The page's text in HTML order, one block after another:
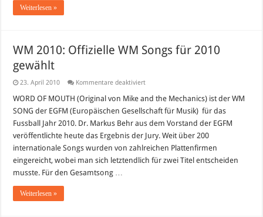
Weiterlesen »
WM 2010: Offizielle WM Songs für 2010
gewählt
23. April 2010 Kommentare deaktiviertfür
2010:
WM
Songs
für
2010
gewählt
WORD OF MOUTH (Original von Mike and the Mechanics) ist der WM
SONG der EGFM (Europäischen Gesellschaft für Musik) für das
Fussball Jahr 2010. Dr. Markus Behr aus dem Vorstand der EGFM
veröffentlichte heute das Ergebnis der Jury. Weit über 200
internationale Songs wurden von zahlreichen Plattenfirmen
eingereicht, wobei man sich letztendlich für zwei Titel entscheiden
musste. Für den Gesamtsong …
Weiterlesen »